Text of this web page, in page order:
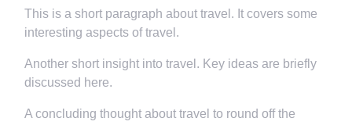
This is a short paragraph about travel. It covers some
interesting aspects of travel.
Another short insight into travel. Key ideas are briefly
discussed here.
A concluding thought about travel to round off the